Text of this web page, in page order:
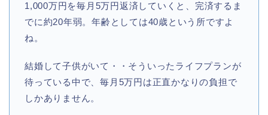
1,000万円を毎月5万円返済していくと、完済するま
でに約20年弱。年齢としては40歳という所ですよ
ね。
結婚して子供がいて・・そういったライフプランが
待っている中で、毎月5万円は正直かなりの負担で
しかありません。